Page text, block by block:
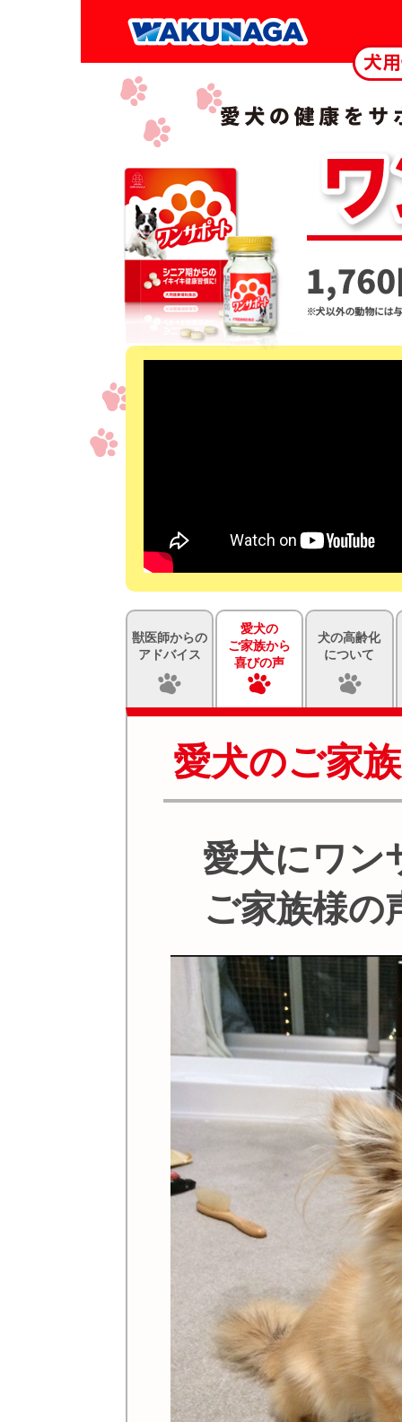
獣医師からの
アドバイス
愛犬の
ご家族から
喜びの声
犬の高齢化
について
愛犬のご家
愛犬にワン
ご家族様の